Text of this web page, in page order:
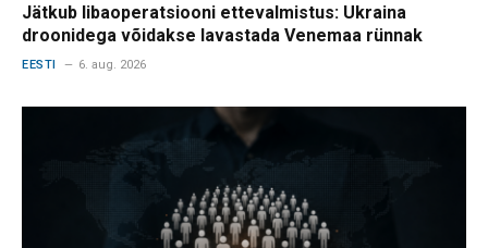
Jätkub libaoperatsiooni ettevalmistus: Ukraina
droonidega võidakse lavastada Venemaa rünnak
EESTI 6. aug. 2026